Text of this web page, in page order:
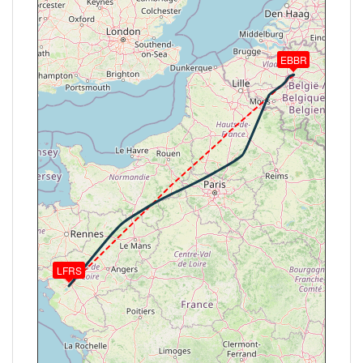
[13:15:19Z] L'appareil à 33200ft / KIAS 257kts / GS
397kts / HDG 249° / TAT -48° / WIND 304/62kt
[13:19:22Z] L'appareil en montée / KIAS 257kts / GS
393kts / VS 67FPM / ALT 33250ft / PITCH -2.22° /
HDG 254° / TAT -47° / WIND 309/72kt
[13:19:32Z] L'appareil à 33250ft / KIAS 257kts / GS
393kts / HDG 254° / TAT -47° / WIND 308/69kt
[13:30:11Z] L'appareil en descente / ALT 33080ft /
KIAS 257kts / GS 395kts / HDG 252° / VS -1044FPM
/ TAT -48° / WIND 317/101kt
[13:35:51Z] Aérofreins déployés/Armés, KIAS 274kts
/ ALT 22930ft
[13:38:20Z] Spoilers RETRACTED , KIAS 272kts /
ALT 18470ft
[13:39:25Z] Aérofreins déployés/Armés, KIAS 271kts
/ ALT 16660ft
[13:42:56Z] Landing lights ON, ALT 10820ft
[13:43:48Z] Spoilers RETRACTED , KIAS 248kts /
ALT 9940ft
[13:46:30Z] L'appareil à 7010ft / KIAS 217kts / GS
225kts / HDG 228° / TAT -2° / WIND 286/32kt
EBBR
LFRS